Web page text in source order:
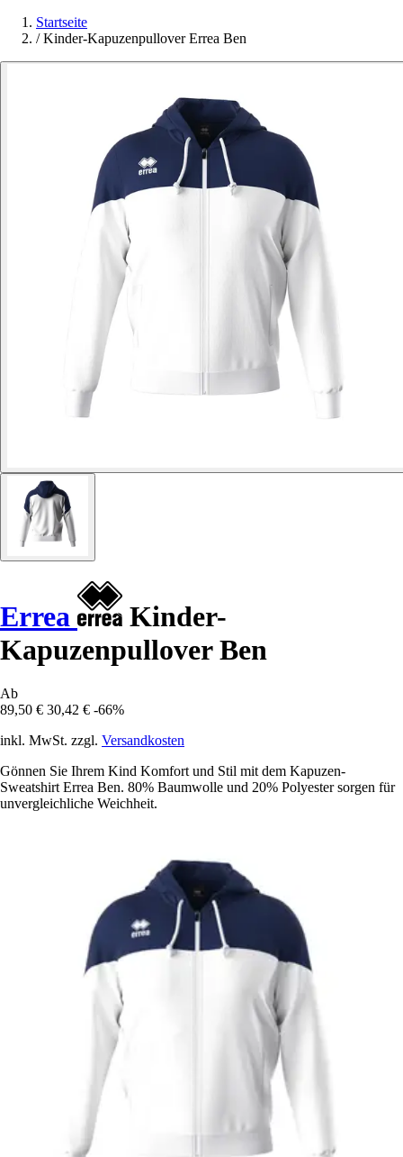
Startseite
/ Kinder-Kapuzenpullover Errea Ben
Errea
Kinder-
Kapuzenpullover Ben
Ab
89,50 € 30,42 € -66%
inkl. MwSt. zzgl. Versandkosten
Gönnen Sie Ihrem Kind Komfort und Stil mit dem Kapuzen-
Sweatshirt Errea Ben. 80% Baumwolle und 20% Polyester sorgen für
unvergleichliche Weichheit.